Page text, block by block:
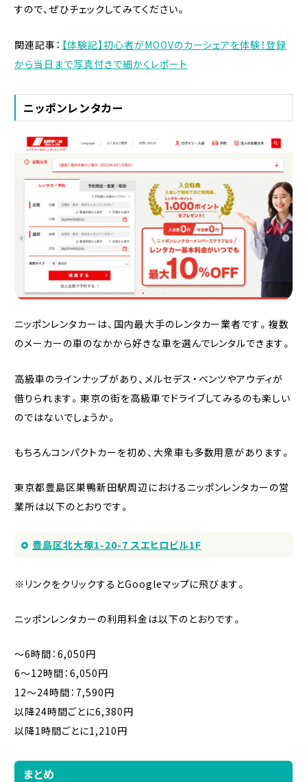
すので、ぜひチェックしてみてください。
関連記事： 【体験記】初心者がMOOVのカーシェアを体験！登録
から当日まで写真付きで細かくレポート
ニッポンレンタカー
ニッポンレンタカーは、国内最大手のレンタカー業者です。複数
のメーカーの車のなかから好きな車を選んでレンタルできます。
高級車のラインナップがあり、メルセデス・ベンツやアウディが
借りられます。東京の街を高級車でドライブしてみるのも楽しい
のではないでしょうか。
もちろんコンパクトカーを初め、大衆車も多数用意があります。
東京都豊島区巣鴨新田駅周辺におけるニッポンレンタカーの営
業所は以下のとおりです。
豊島区北大塚1-20-7 スエヒロビル1F
※リンクをクリックするとGoogleマップに飛びます。
ニッポンレンタカーの利用料金は以下のとおりです。
〜6時間：6,050円
6〜12時間：6,050円
12〜24時間：7,590円
以降24時間ごとに6,380円
以降1時間ごとに1,210円
まとめ